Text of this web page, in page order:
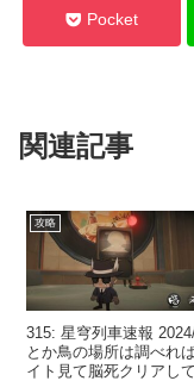
Pocket
関連記事
攻略
315: 星穹列車速報
とか鳥の場所は調べれ
イト見て脳死クリアし